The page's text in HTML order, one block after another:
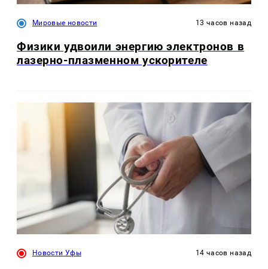
Мировые новости 13 часов назад
Физики удвоили энергию электронов в
лазерно-плазменном ускорителе
Новости Уфы 14 часов назад